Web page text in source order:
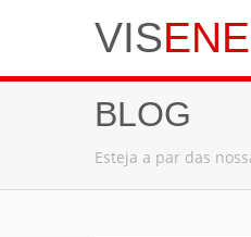
VIS
BLOG
Esteja a par das